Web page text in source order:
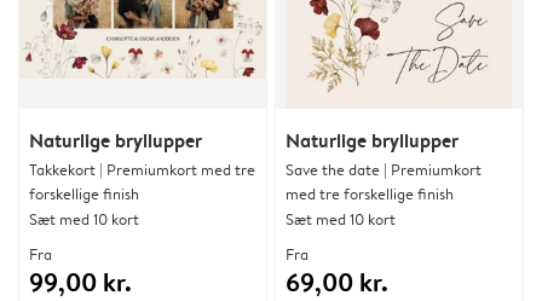
Naturlige bryllupper
Takkekort | Premiumkort med tre
forskellige finish
Sæt med 10 kort
Fra
99,00 kr.
Naturlige bryllupper
Save the date | Premiumkort
med tre forskellige finish
Sæt med 10 kort
Fra
69,00 kr.